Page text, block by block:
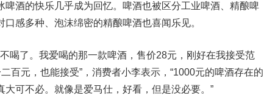
酒的快乐几乎成为回忆。啤酒也被区分工业啤酒、精酿啤
感多种、泡沫绵密的精酿啤酒也喜闻乐见。
了。我爱喝的那一款啤酒，售价28元，刚好在我接受范
百元，也能接受”，消费者小李表示，“1000元的啤酒存在的
可不必。就像是爱马仕，好看，但是没必要。”